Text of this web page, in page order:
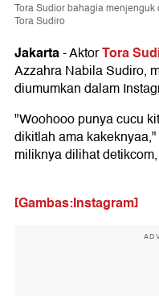
Tora Sudior bahagia
Tora Sudiro
Jakarta-AktorTora
Azzahra Nabila Sudiro,
diumumkan dalam
"Woohooo punya cucu
dikitlah ama
miliknya dilihat